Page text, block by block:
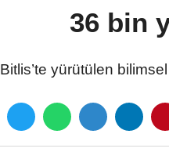
36 bin
Bitlis’te yürütülen